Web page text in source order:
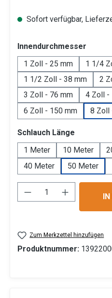
Sofort verfügbar,
Innendurchmesser
1 Zoll - 25 mm
1 1/4
1 1/2 Zoll - 38 mm
2
3 Zoll - 76 mm
4 Zoll -
6 Zoll - 150 mm
8 Zoll
Schlauch Länge
1 Meter
10 Meter
40 Meter
50 Meter
Produkt Anzahl:
IN
Zum Merkzettel hinzufügen
Produktnummer: